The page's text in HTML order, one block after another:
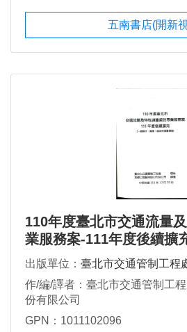
五南書店(開新
110年度臺北市交通流量
業服務案-111年度後續擴
環、路段交通量調查)
出版單位： 臺北市交通管制工程
作/編/譯者：臺北市交通管制工
份有限公司
GPN：1011102096